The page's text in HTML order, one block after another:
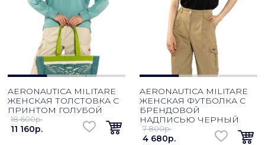
AERONAUTICA MILITARE
ЖЕНСКАЯ ТОЛСТОВКА С
ПРИНТОМ ГОЛУБОЙ
18 600p.
11 160p.
AERONAUTICA MILITARE
ЖЕНСКАЯ ФУТБОЛКА С
БРЕНДОВОЙ
НАДПИСЬЮ ЧЕРНЫЙ
7 800p.
4 680p.